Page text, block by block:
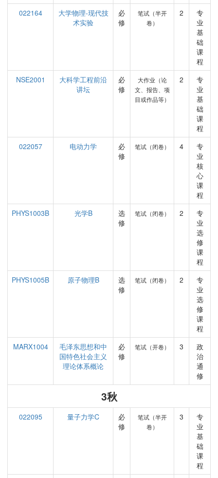
022164
大学物理-现代技
术实验
必
修
笔试（半开
卷）
2
专
业
基
础
课
程
NSE2001
大科学工程前沿
讲坛
必
修
大作业（论
文、报告、项
目或作品等）
2
专
业
基
础
课
程
022057
电动力学
必
修
笔试（闭卷） 4
专
业
核
心
课
程
PHYS1003B
光学B
选
修
笔试（闭卷） 2
专
业
选
修
课
程
PHYS1005B
原子物理B
选
修
笔试（闭卷） 2
专
业
选
修
课
程
MARX1004
毛泽东思想和中
国特色社会主义
理论体系概论
必
修
笔试（开卷） 3
政
治
通
修
3秋
022095 量子力学C
必
修
笔试（半开
卷）
3
专
业
基
础
课
程